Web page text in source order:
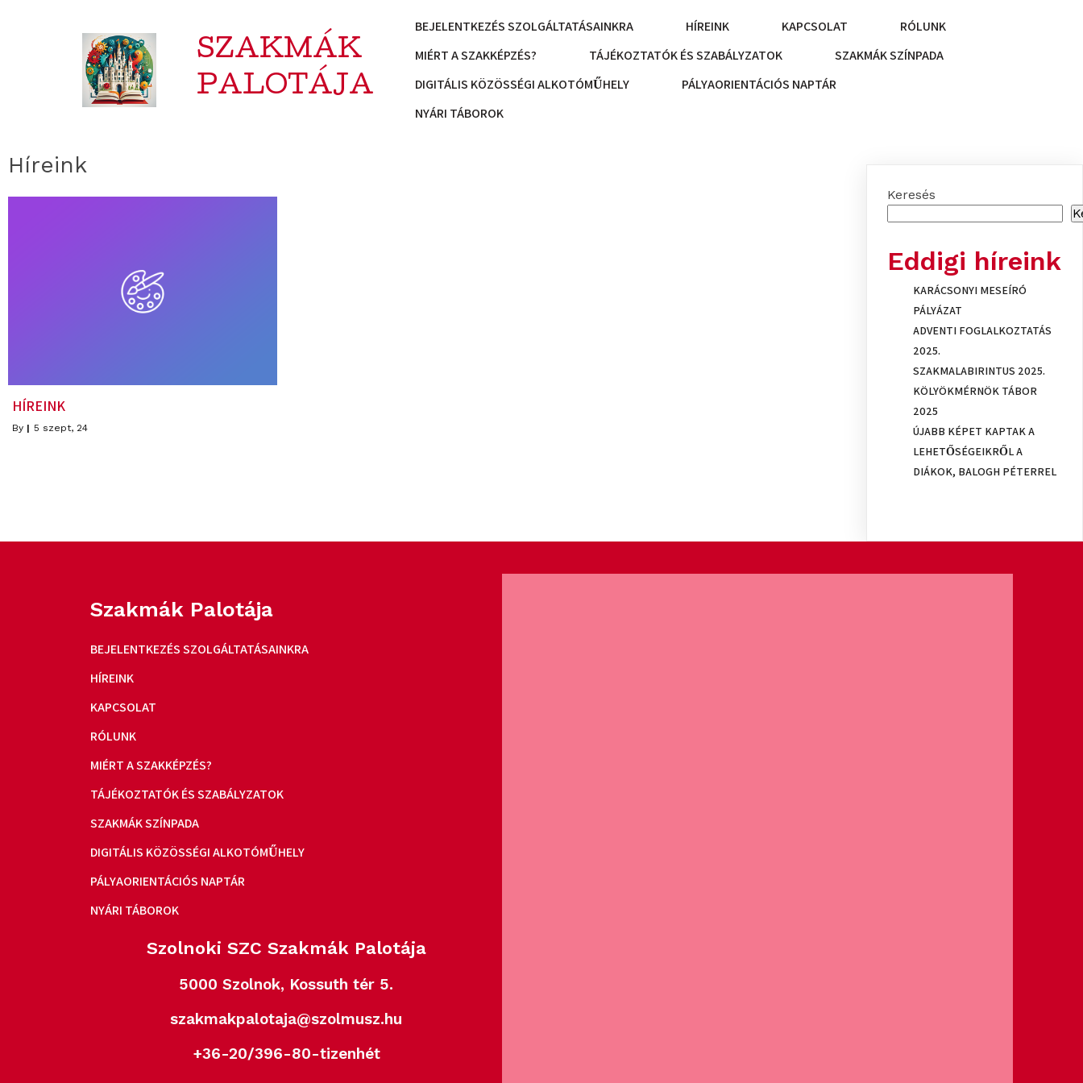
SZAKMÁK
PALOTÁJA
BEJELENTKEZÉS SZOLGÁLTATÁSAINKRA HÍREINK KAPCSOLAT
RÓLUNK
MIÉRT A SZAKKÉPZÉS?
TÁJÉKOZTATÓK ÉS SZABÁLYZATOK
SZAKMÁK SZÍNPADA
DIGITÁLIS KÖZÖSSÉGI ALKOTÓMŰHELY
PÁLYAORIENTÁCIÓS NAPTÁR
NYÁRI TÁBOROK
Híreink
HÍREINK
By | 5 szept, 24
Keresés
Eddigi híreink
KARÁCSONYI MESEÍRÓ
PÁLYÁZAT
ADVENTI FOGLALKOZTATÁS
2025.
SZAKMALABIRINTUS 2025.
KÖLYÖKMÉRNÖK TÁBOR
2025
ÚJABB KÉPET KAPTAK A
LEHETŐSÉGEIKRŐL A
DIÁKOK, BALOGH PÉTERREL
Szakmák Palotája
BEJELENTKEZÉS SZOLGÁLTATÁSAINKRA
HÍREINK
KAPCSOLAT
RÓLUNK
MIÉRT A SZAKKÉPZÉS?
TÁJÉKOZTATÓK ÉS SZABÁLYZATOK
SZAKMÁK SZÍNPADA
DIGITÁLIS KÖZÖSSÉGI ALKOTÓMŰHELY
PÁLYAORIENTÁCIÓS NAPTÁR
NYÁRI TÁBOROK
Szolnoki SZC Szakmák Palotája
5000 Szolnok, Kossuth tér 5.
szakmakpalotaja@szolmusz.hu
+36-20/396-80-tizenhét